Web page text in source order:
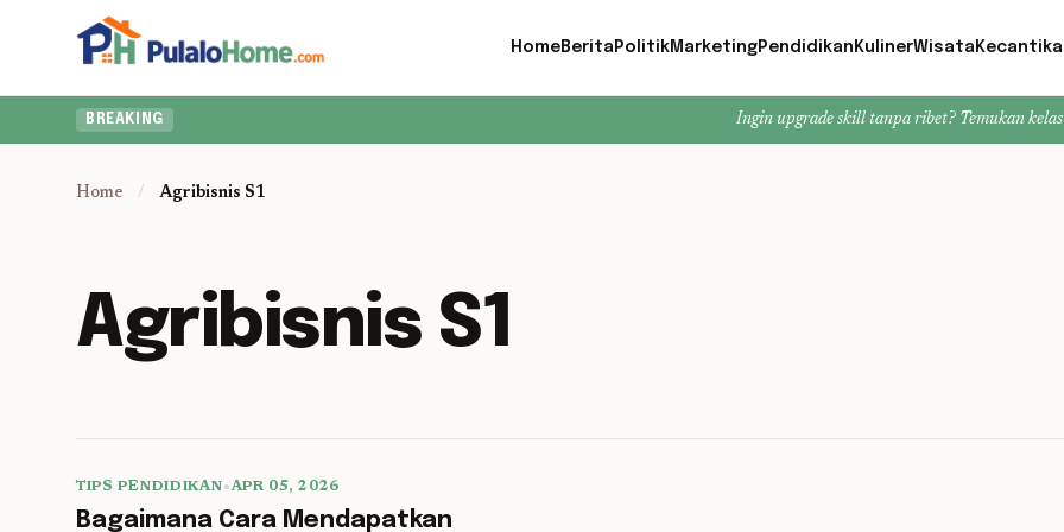
HomeBerita PolitikMarketingPendidikan KulinerWisata
BREAKING Ingin upgrade skill tanpa ribet? Temukan kelas seru dan
Home / Agribisnis S1
Agribisnis S1
TIPS PENDIDIKAN•APR 05, 2026
Bagaimana Cara Mendapatkan